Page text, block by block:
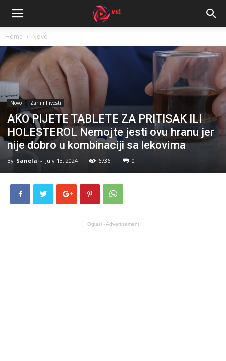
Home Novo
Novo Zanimljivosti
AKO PIJETE TABLETE ZA PRITISAK ILI
HOLESTEROL Nemojte jesti ovu hranu jer
nije dobro u kombinaciji sa lekovima
By Sanela - July 13, 2024 6736 0
Oglasi - Advertisement